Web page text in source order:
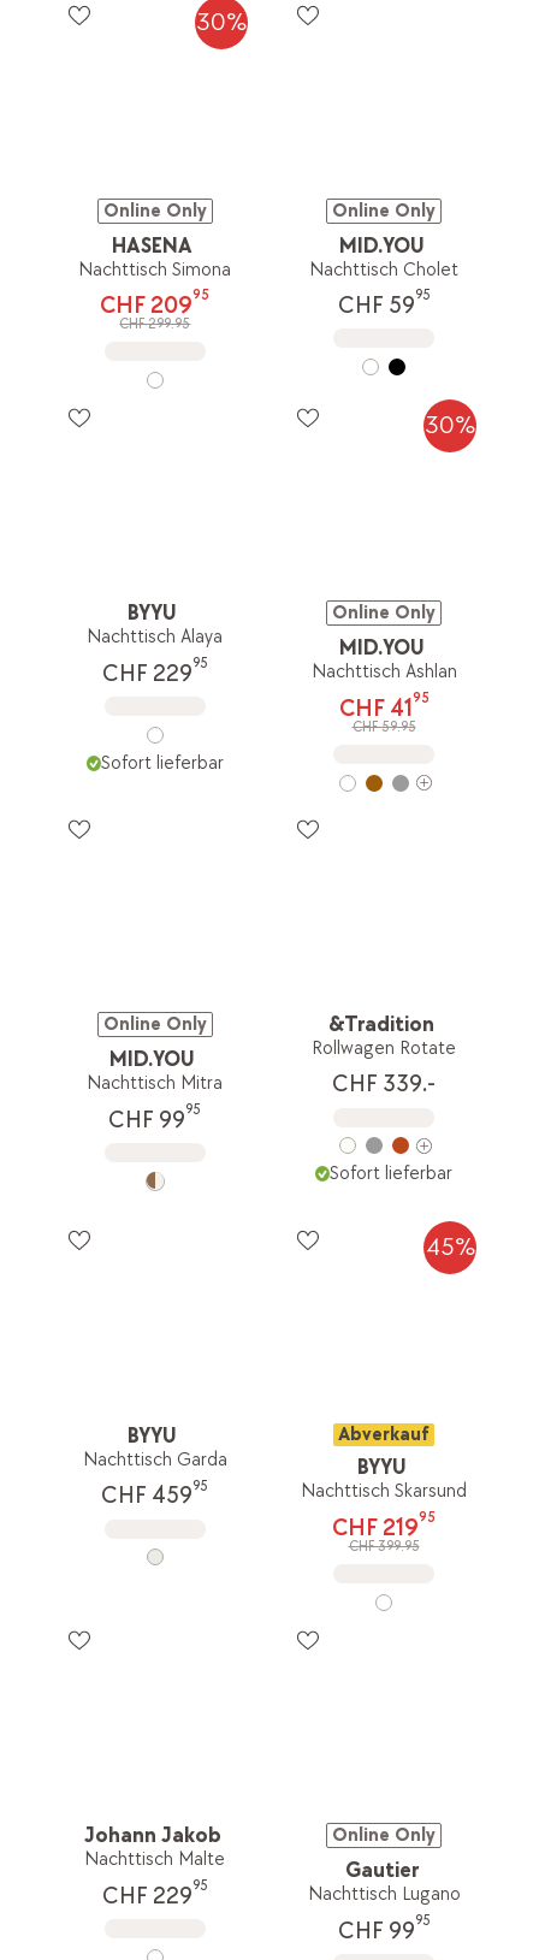
30%
Online Only
HASENA
Nachttisch Simona
CHF 20995
CHF 299.95
Online Only
MID.YOU
Nachttisch Cholet
CHF 5995
BYYU
Nachttisch Alaya
CHF 22995
Sofort lieferbar
30%
Online Only
MID.YOU
Nachttisch Ashlan
CHF 41 95
CHF 59.95
Online Only
MID.YOU
Nachttisch Mitra
CHF 9995
&Tradition
Rollwagen Rotate
CHF 339.-
Sofort lieferbar
BYYU
Nachttisch Garda
CHF 45995
45%
Abverkauf
BYYU
Nachttisch Skarsund
CHF 21995
CHF 399.95
Johann Jakob
Nachttisch Malte
CHF 22995
Online Only
Gautier
Nachttisch Lugano
CHF 9995